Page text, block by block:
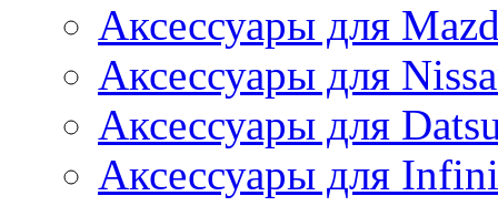
Аксессуары для
Аксессуары для
Аксессуары для
Аксессуары для